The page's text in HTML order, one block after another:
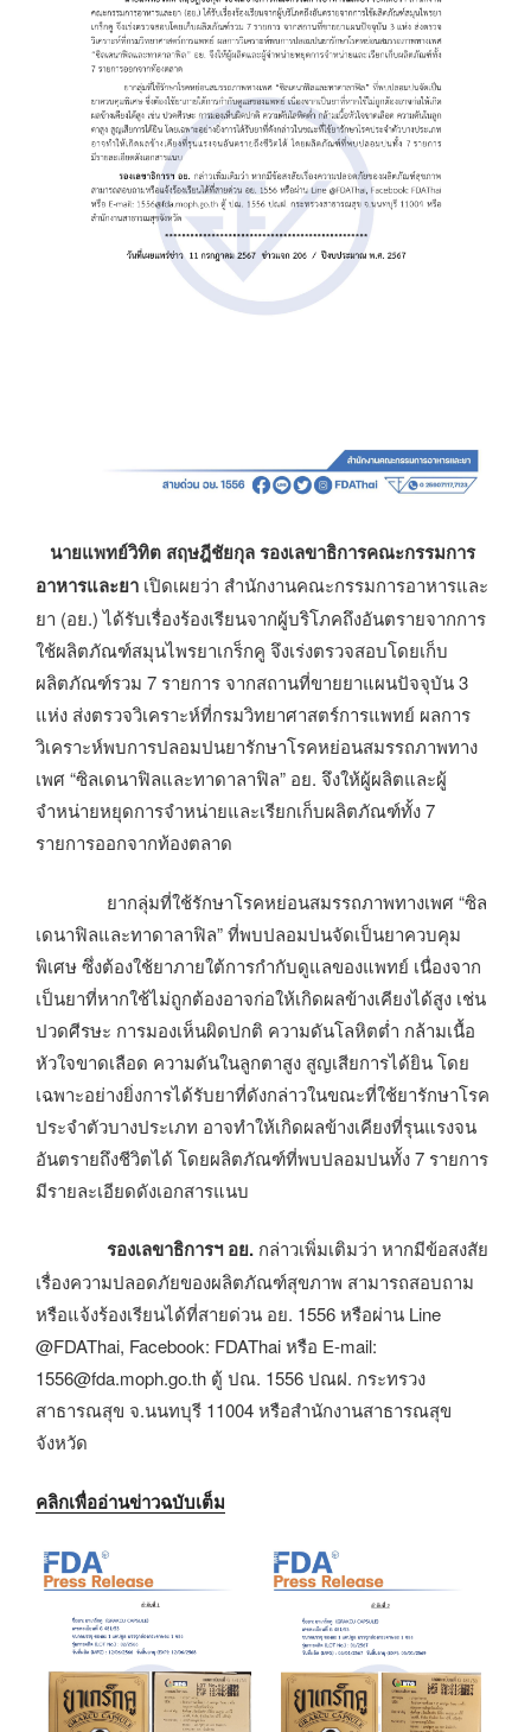
นายแพทย์วิทิต สฤษฎีชัยกุล รองเลขาธิการคณะกรรมการ
อาหารและยา เปิดเผยว่า สำนักงานคณะกรรมการอาหารและ
ยา (อย.) ได้รับเรื่องร้องเรียนจากผู้บริโภคถึงอันตรายจากการ
ใช้ผลิตภัณฑ์สมุนไพรยาเกร็กคู จึงเร่งตรวจสอบโดยเก็บ
ผลิตภัณฑ์รวม 7 รายการ จากสถานที่ขายยาแผนปัจจุบัน 3
แห่ง ส่งตรวจวิเคราะห์ที่กรมวิทยาศาสตร์การแพทย์ ผลการ
วิเคราะห์พบการปลอมปนยารักษาโรคหย่อนสมรรถภาพทาง
เพศ “ซิลเดนาฟิลและทาดาลาฟิล” อย. จึงให้ผู้ผลิตและผู้
จำหน่ายหยุดการจำหน่ายและเรียกเก็บผลิตภัณฑ์ทั้ง 7
รายการออกจากท้องตลาด
ยากลุ่มที่ใช้รักษาโรคหย่อนสมรรถภาพทางเพศ “ซิล
เดนาฟิลและทาดาลาฟิล” ที่พบปลอมปนจัดเป็นยาควบคุม
พิเศษ ซึ่งต้องใช้ยาภายใต้การกำกับดูแลของแพทย์ เนื่องจาก
เป็นยาที่หากใช้ไม่ถูกต้องอาจก่อให้เกิดผลข้างเคียงได้สูง เช่น
ปวดศีรษะ การมองเห็นผิดปกติ ความดันโลหิตต่ำ กล้ามเนื้อ
หัวใจขาดเลือด ความดันในลูกตาสูง สูญเสียการได้ยิน โดย
เฉพาะอย่างยิ่งการได้รับยาที่ดังกล่าวในขณะที่ใช้ยารักษาโรค
ประจำตัวบางประเภท อาจทำให้เกิดผลข้างเคียงที่รุนแรงจน
อันตรายถึงชีวิตได้ โดยผลิตภัณฑ์ที่พบปลอมปนทั้ง 7 รายการ
มีรายละเอียดดังเอกสารแนบ
รองเลขาธิการฯ อย. กล่าวเพิ่มเติมว่า หากมีข้อสงสัย
เรื่องความปลอดภัยของผลิตภัณฑ์สุขภาพ สามารถสอบถาม
หรือแจ้งร้องเรียนได้ที่สายด่วน อย. 1556 หรือผ่าน Line
@FDAThai, Facebook: FDAThai หรือ E-mail:
1556@fda.moph.go.th ตู้ ปณ. 1556 ปณฝ. กระทรวง
สาธารณสุข จ.นนทบุรี 11004 หรือสำนักงานสาธารณสุข
จังหวัด
คลิกเพื่ออ่านข่าวฉบับเต็ม